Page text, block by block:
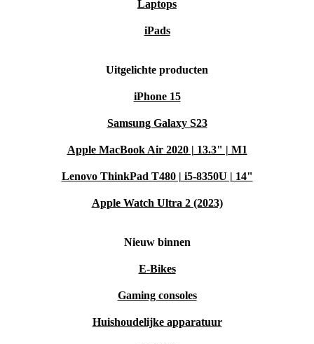
Laptops
iPads
Uitgelichte producten
iPhone 15
Samsung Galaxy S23
Apple MacBook Air 2020 | 13.3" | M1
Lenovo ThinkPad T480 | i5-8350U | 14"
Apple Watch Ultra 2 (2023)
Nieuw binnen
E-Bikes
Gaming consoles
Huishoudelijke apparatuur